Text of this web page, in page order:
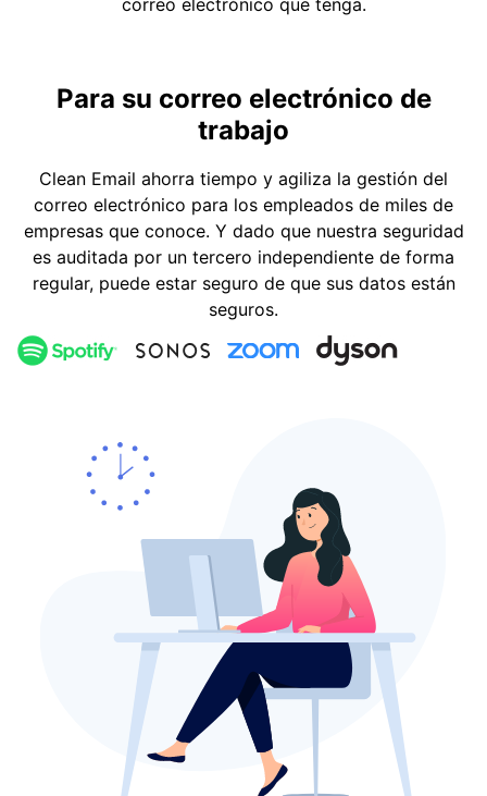
Para su correo electrónico de
trabajo
Clean Email ahorra tiempo y agiliza la gestión del
correo electrónico para los empleados de miles de
empresas que conoce. Y dado que nuestra seguridad
es auditada por un tercero independiente de forma
regular, puede estar seguro de que sus datos están
seguros.